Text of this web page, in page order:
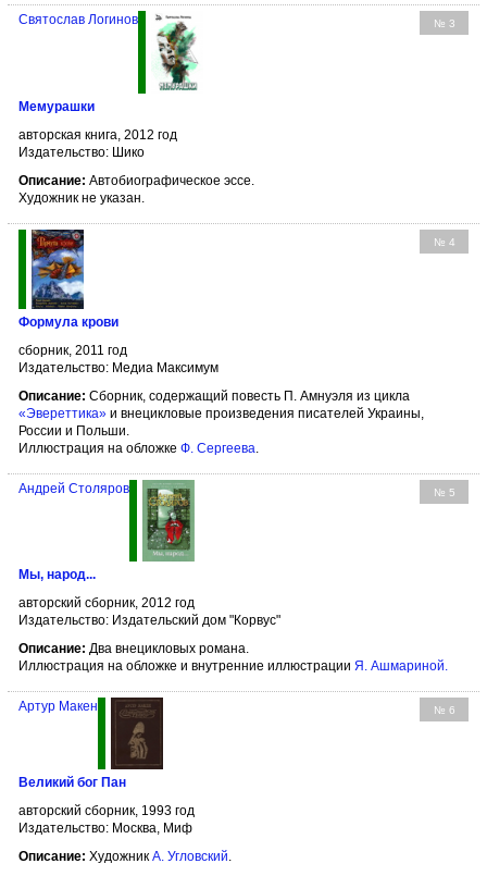
№ 3
Святослав Логинов
Мемурашки
авторская книга, 2012 год
Издательство: Шико
Описание: Автобиографическое эссе.
Художник не указан.
№ 4
Формула крови
сборник, 2011 год
Издательство: Медиа Максимум
Описание: Сборник, содержащий повесть П. Амнуэля из цикла
«Эвереттика» и внецикловые произведения писателей Украины,
России и Польши.
Иллюстрация на обложке Ф. Сергеева.
№ 5
Андрей Столяров
Мы, народ...
авторский сборник, 2012 год
Издательство: Издательский дом "Корвус"
Описание: Два внецикловых романа.
Иллюстрация на обложке и внутренние иллюстрации Я. Ашмариной.
№ 6
Артур Макен
Великий бог Пан
авторский сборник, 1993 год
Издательство: Москва, Миф
Описание: Художник А. Угловский